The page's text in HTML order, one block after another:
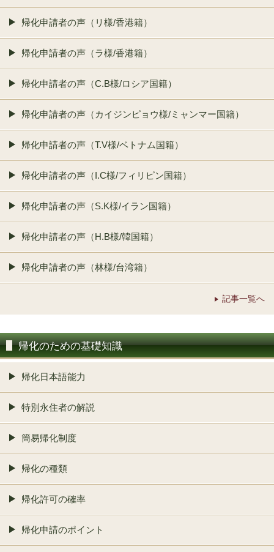
帰化申請者の声（リ様/香港籍）
帰化申請者の声（ラ様/香港籍）
帰化申請者の声（C.B様/ロシア国籍）
帰化申請者の声（カイジンピョウ様/ミャンマー国籍）
帰化申請者の声（T.V様/ベトナム国籍）
帰化申請者の声（I.C様/フィリピン国籍）
帰化申請者の声（S.K様/イラン国籍）
帰化申請者の声（H.B様/韓国籍）
帰化申請者の声（林様/台湾籍）
記事一覧へ
帰化のための基礎知識
帰化日本語能力
特別永住者の解説
簡易帰化制度
帰化の種類
帰化許可の確率
帰化申請のポイント